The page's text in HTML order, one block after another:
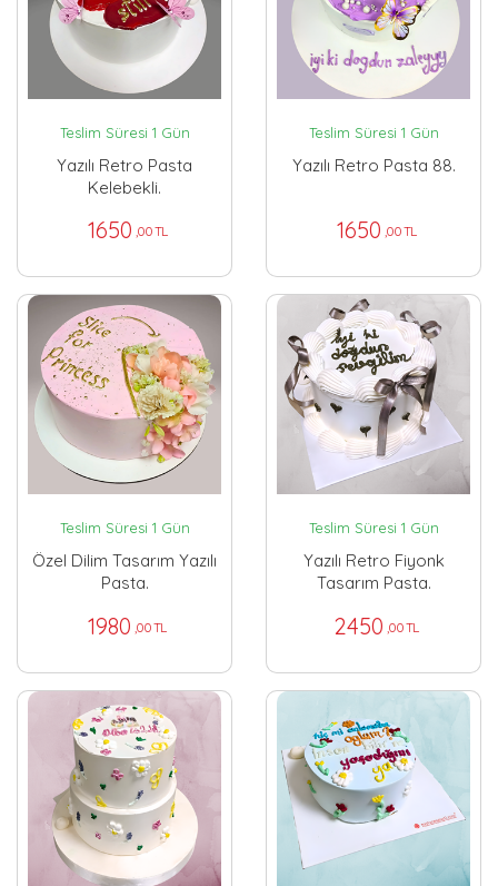
Teslim Süresi 1 Gün
Yazılı Retro Pasta
Kelebekli.
1650 ,00 TL
Teslim Süresi 1 Gün
Yazılı Retro Pasta 88.
1650 ,00 TL
Teslim Süresi 1 Gün
Özel Dilim Tasarım Yazılı
Pasta.
1980 ,00 TL
Teslim Süresi 1 Gün
Yazılı Retro Fiyonk
Tasarım Pasta.
2450 ,00 TL